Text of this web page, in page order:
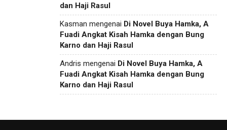
dan Haji Rasul
Kasman mengenai Di Novel Buya Hamka, A
Fuadi Angkat Kisah Hamka dengan Bung
Karno dan Haji Rasul
Andris mengenai Di Novel Buya Hamka, A
Fuadi Angkat Kisah Hamka dengan Bung
Karno dan Haji Rasul